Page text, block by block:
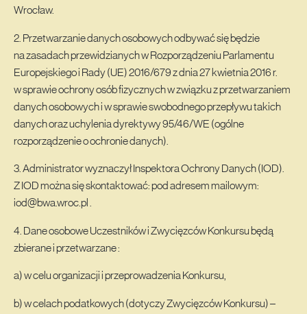
Wrocław.
2. Przetwarzanie danych osobowych odbywać się będzie
na zasadach przewidzianych w Rozporządzeniu Parlamentu
Europejskiego i Rady (UE) 2016/679 z dnia 27 kwietnia 2016 r.
w sprawie ochrony osób fizycznych w związku z przetwarzaniem
danych osobowych i w sprawie swobodnego przepływu takich
danych oraz uchylenia dyrektywy 95/46/WE (ogólne
rozporządzenie o ochronie danych).
3. Administrator wyznaczył Inspektora Ochrony Danych (IOD).
Z IOD można się skontaktować: pod adresem mailowym:
iod@bwa.wroc.pl .
4. Dane osobowe Uczestników i Zwycięzców Konkursu będą
zbierane i przetwarzane :
a) w celu organizacji i przeprowadzenia Konkursu,
b) w celach podatkowych (dotyczy Zwycięzców Konkursu) –